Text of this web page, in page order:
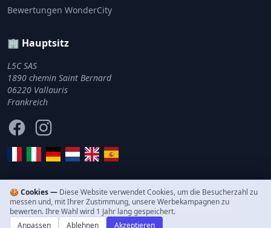
Bewertungen WonderCity
🏢 Hauptsitz
L5C SAS
1890 chemin Saint Bernard
06220 Vallauris
Frankreich
FacebookInstagram
© 2011–2026 WonderCity. Alle Rechte vorbehalten.
🍪 Cookies — Diese Website verwendet Cookies, um die Besucherzahl zu
messen und, mit Ihrer Zustimmung, unsere Werbekampagnen zu
bewerten. Ihre Wahl wird 1 Jahr lang gespeichert.
Anpassen
Ablehnen Akzeptieren